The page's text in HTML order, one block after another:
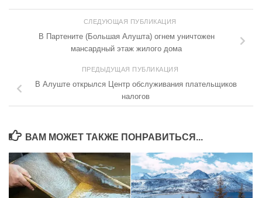
СЛЕДУЮЩАЯ ПУБЛИКАЦИЯ
В Партените (Большая Алушта) огнем уничтожен
мансардный этаж жилого дома
ПРЕДЫДУЩАЯ ПУБЛИКАЦИЯ
В Алуште открылся Центр обслуживания плательщиков
налогов
ВАМ МОЖЕТ ТАКЖЕ ПОНРАВИТЬСЯ...